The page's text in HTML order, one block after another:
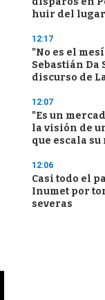
huir del
12:17
"No es el
Sebastián Da
discurso de
12:07
"Es un
la visión de
que escala
12:06
Casi todo el
Inumet por
severas